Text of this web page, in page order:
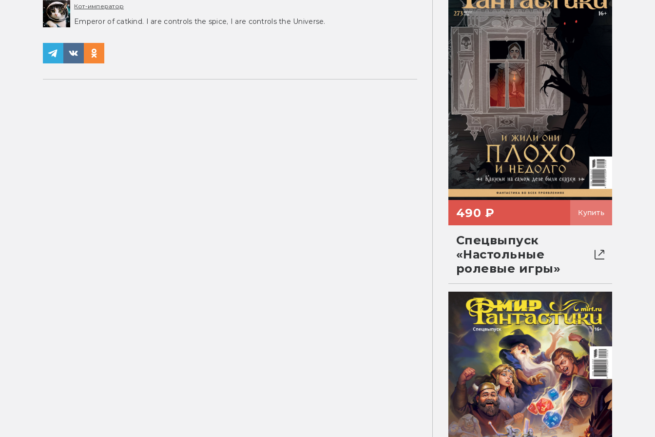
Кот-император
Emperor of catkind. I are controls the spice, I are controls the Universe.
490 ₽ Купить
Спецвыпуск
«Настольные
ролевые игры»